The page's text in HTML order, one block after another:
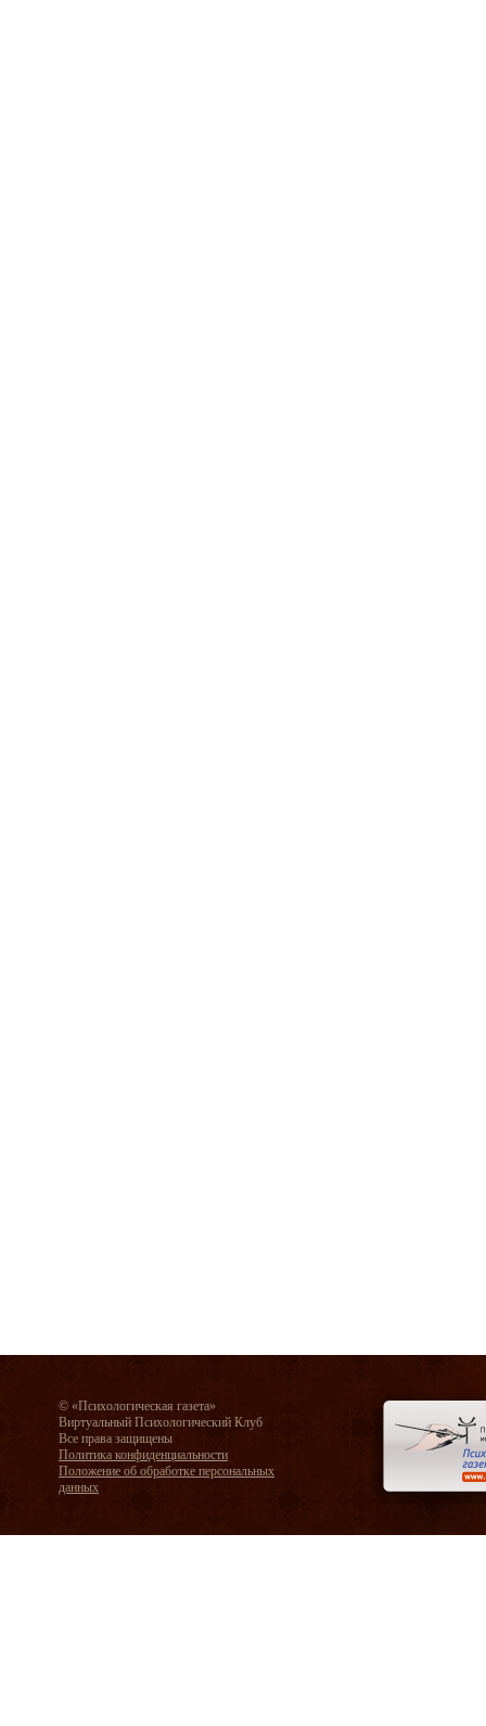
© «Психологическая газета»
Виртуальный Психологический Клуб
Все права защищены
Политика конфиденциальности
Положение об обработке персональных
данных